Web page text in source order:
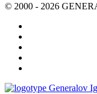
© 2000 - 2026